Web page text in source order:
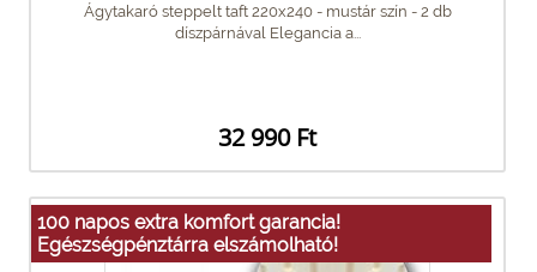
Ágytakaró steppelt taft 220x240 - mustár szín - 2 db
díszpárnával Elegancia a...
32 990 Ft
100 napos extra komfort garancia!
Egészségpénztárra elszámolható!